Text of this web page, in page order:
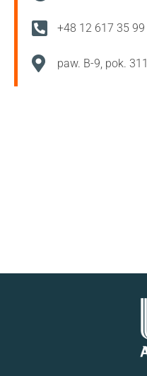
+48 12 617 35 99
paw. B-9, pok. 311